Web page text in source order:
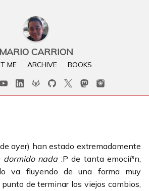
MARIO CARRION
ME ARCHIVE BOOKS
ayer) han estado extremadamente
dormido nada:P de tanta emocií³n,
va fluyendo de una forma muy
de terminar los viejos cambios,